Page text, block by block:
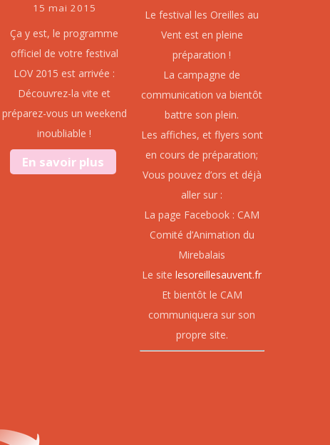
15 mai 2015
Ça y est, le programme
officiel de votre festival
LOV 2015 est arrivée :
Découvrez-la vite et
préparez-vous un weekend
inoubliable !
En savoir plus
Le festival les Oreilles au
Vent est en pleine
préparation !
La campagne de
communication va bientôt
battre son plein.
Les affiches, et flyers sont
en cours de préparation;
Vous pouvez d’ors et déjà
aller sur :
La page Facebook : CAM
Comité d’Animation du
Mirebalais
Le sitelesoreillesauvent.fr
Et bientôt le CAM
communiquera sur son
propre site.